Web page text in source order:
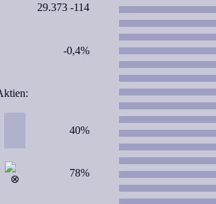
29.373 -114
-0,4%
40%
78%